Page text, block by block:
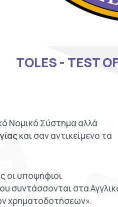
TOLES - TEST
Νομικό Σύστημα αλλά
και σαν αντικείμενο τα
οι υποψήφιοι
συντάσσονται στα
χρηματοδοτήσεων».